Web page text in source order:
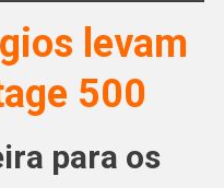
levam
500
para os